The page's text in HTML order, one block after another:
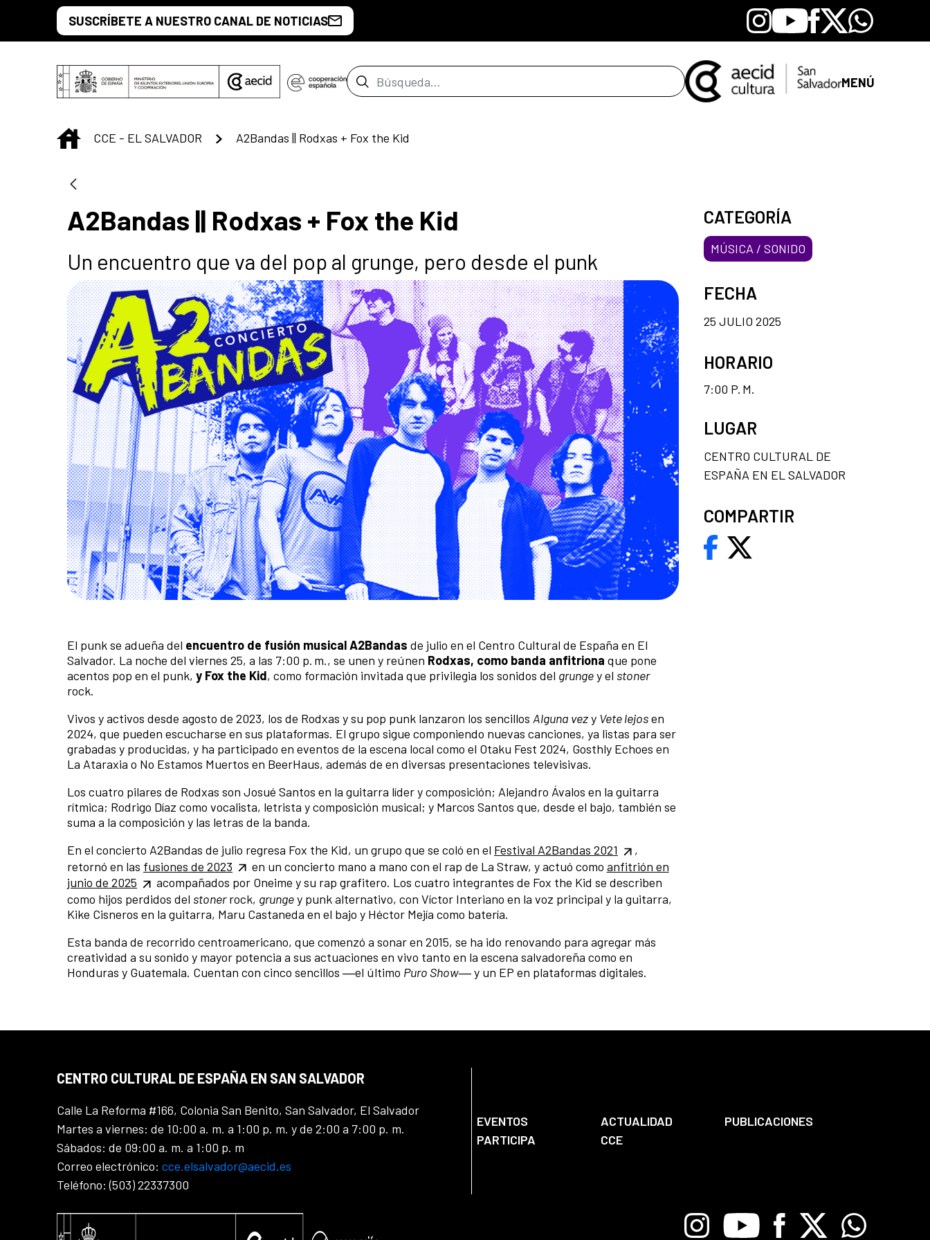
Saltar al contenido principal
SUSCRÍBETE A NUESTRO CANAL DE NOTICIAS Instagram
YoutubeFacebook
X Whatsapp
Barra de búsqueda MENÚ
INICIO
CCE - EL SALVADOR A2Bandas || Rodxas + Fox the Kid
A2Bandas || Rodxas + Fox the Kid
Un encuentro que va del pop al grunge, pero desde el punk
El punk se adueña del encuentro de fusión musical A2Bandas de julio en el Centro Cultural de España en El
Salvador. La noche del viernes 25, a las 7:00 p. m., se unen y reúnen Rodxas, como banda anfitriona que pone
acentos pop en el punk, y Fox the Kid, como formación invitada que privilegia los sonidos del grungey el stoner
rock.
Vivos y activos desde agosto de 2023, los de Rodxas y su pop punk lanzaron los sencillos Alguna vezy Vete lejosen
2024, que pueden escucharse en sus plataformas. El grupo sigue componiendo nuevas canciones, ya listas para ser
grabadas y producidas, y ha participado en eventos de la escena local como el Otaku Fest 2024, Gosthly Echoes en
La Ataraxia o No Estamos Muertos en BeerHaus, además de en diversas presentaciones televisivas.
Los cuatro pilares de Rodxas son Josué Santos en la guitarra líder y composición; Alejandro Ávalos en la guitarra
rítmica; Rodrigo Díaz como vocalista, letrista y composición musical; y Marcos Santos que, desde el bajo, también se
suma a la composición y las letras de la banda.
En el concierto A2Bandas de julio regresa Fox the Kid, un grupo que se coló en el Festival A2Bandas 2021
,
retornó en las fusiones de 2023 en un concierto mano a mano con el rap de La Straw, y actuó como anfitrión en
junio de 2025
acompañados por Oneime y su rap grafitero. Los cuatro integrantes de Fox the Kid se describen
como hijos perdidos del stonerrock, grungey punk alternativo, con Víctor Interiano en la voz principal y la guitarra,
Kike Cisneros en la guitarra, Maru Castaneda en el bajo y Héctor Mejía como batería.
Esta banda de recorrido centroamericano, que comenzó a sonar en 2015, se ha ido renovando para agregar más
creatividad a su sonido y mayor potencia a sus actuaciones en vivo tanto en la escena salvadoreña como en
Honduras y Guatemala. Cuentan con cinco sencillos ―el último Puro Show― y un EP en plataformas digitales.
CATEGORÍA
MÚSICA / SONIDO
FECHA
25 JULIO 2025
HORARIO
7:00 P. M.
LUGAR
CENTRO CULTURAL DE
ESPAÑA EN EL SALVADOR
COMPARTIR
CENTRO CULTURAL DE ESPAÑA EN SAN SALVADOR
Calle La Reforma #166, Colonia San Benito, San Salvador, El Salvador
Martes a viernes: de 10:00 a. m. a 1:00 p. m. y de 2:00 a 7:00 p. m.
Sábados: de 09:00 a. m. a 1:00 p. m
Correo electrónico: cce.elsalvador@aecid.es
Teléfono: (503) 22337300
EVENTOS ACTUALIDAD
PUBLICACIONES
PARTICIPA
CCE
InstagramYoutube Facebook
X Whatsapp